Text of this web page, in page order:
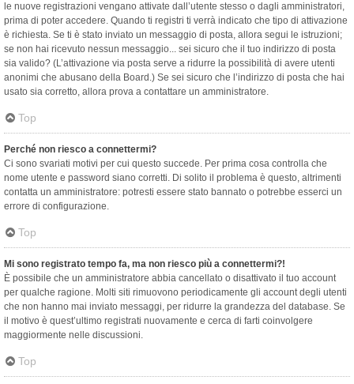
le nuove registrazioni vengano attivate dall’utente stesso o dagli amministratori,
prima di poter accedere. Quando ti registri ti verrà indicato che tipo di attivazione
è richiesta. Se ti è stato inviato un messaggio di posta, allora segui le istruzioni;
se non hai ricevuto nessun messaggio... sei sicuro che il tuo indirizzo di posta
sia valido? (L’attivazione via posta serve a ridurre la possibilità di avere utenti
anonimi che abusano della Board.) Se sei sicuro che l’indirizzo di posta che hai
usato sia corretto, allora prova a contattare un amministratore.
Top
Perché non riesco a connettermi?
Ci sono svariati motivi per cui questo succede. Per prima cosa controlla che
nome utente e password siano corretti. Di solito il problema è questo, altrimenti
contatta un amministratore: potresti essere stato bannato o potrebbe esserci un
errore di configurazione.
Top
Mi sono registrato tempo fa, ma non riesco più a connettermi?!
È possibile che un amministratore abbia cancellato o disattivato il tuo account
per qualche ragione. Molti siti rimuovono periodicamente gli account degli utenti
che non hanno mai inviato messaggi, per ridurre la grandezza del database. Se
il motivo è quest’ultimo registrati nuovamente e cerca di farti coinvolgere
maggiormente nelle discussioni.
Top